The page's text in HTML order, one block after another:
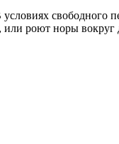
свободного
или роют норы